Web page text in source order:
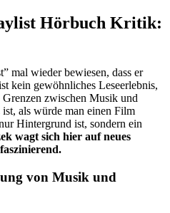
Hörbuch Kritik:
mal wieder bewiesen, dass er
kein gewöhnliches Leseerlebnis,
zwischen Musik und
als würde man einen Film
Hintergrund ist, sondern ein
wagt sich hier auf neues
von Musik und